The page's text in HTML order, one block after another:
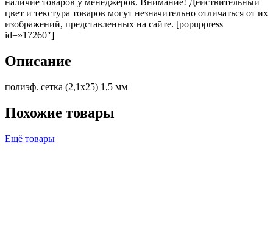
цвет и текстура товаров могут незначительно отличаться от их
изображений, представленных на сайте. [popuppress
id=»17260″]
Описание
полиэф. сетка (2,1х25) 1,5 мм
Похожие товары
Ещё товары